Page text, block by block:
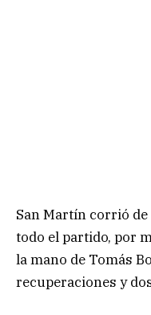
San Martín corrió
todo el partido, por
la mano de Tomás
recuperaciones y